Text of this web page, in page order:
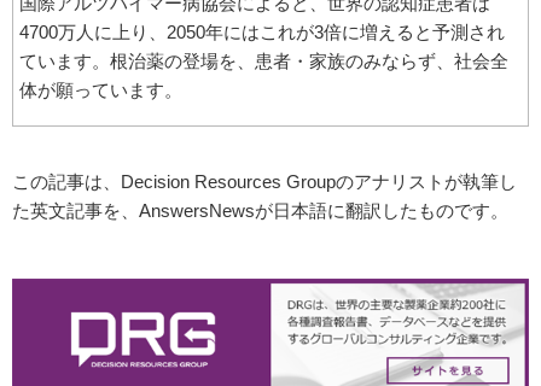
4700万人に上り、2050年にはこれが3倍に増えると予測され
ています。根治薬の登場を、患者・家族のみならず、社会全
体が願っています。
この記事は、Decision Resources Groupのアナリストが執筆し
た英文記事を、AnswersNewsが日本語に翻訳したものです。